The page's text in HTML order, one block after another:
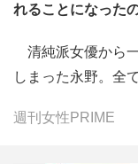
れることになった
清純派女優から
しまった永野。全
週刊女性PRIME